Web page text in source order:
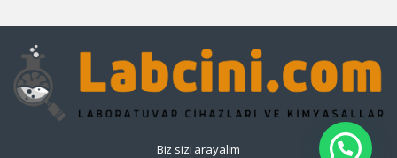
Biz sizi arayalım